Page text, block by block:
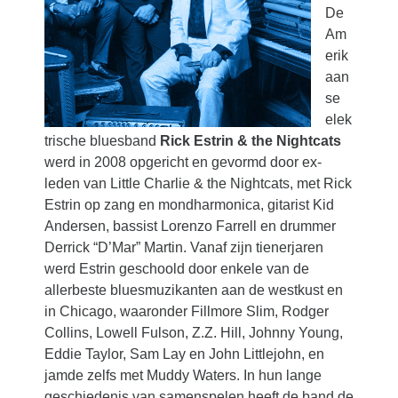
De
Am
erik
aan
se
elek
trische bluesband Rick Estrin & the Nightcats
werd in 2008 opgericht en gevormd door ex-
leden van Little Charlie & the Nightcats, met Rick
Estrin op zang en mondharmonica, gitarist Kid
Andersen, bassist Lorenzo Farrell en drummer
Derrick “D’Mar” Martin. Vanaf zijn tienerjaren
werd Estrin geschoold door enkele van de
allerbeste bluesmuzikanten aan de westkust en
in Chicago, waaronder Fillmore Slim, Rodger
Collins, Lowell Fulson, Z.Z. Hill, Johnny Young,
Eddie Taylor, Sam Lay en John Littlejohn, en
jamde zelfs met Muddy Waters. In hun lange